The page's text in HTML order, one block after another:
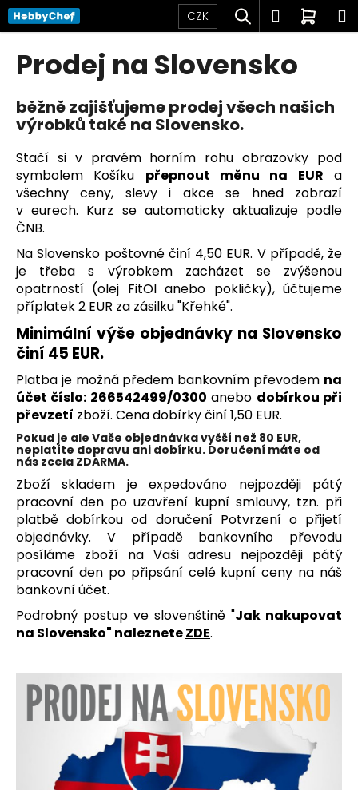
Přejít
na
obsah
CZK Hledat
Prodej na Slovensko
běžně zajišťujeme prodej všech našich
výrobků také na Slovensko.
Stačí si v pravém horním rohu obrazovky pod
symbolem Košíku přepnout měnu na EUR a
všechny ceny, slevy i akce se hned zobrazí
v eurech. Kurz se automaticky aktualizuje podle
ČNB.
Na Slovensko poštovné činí 4,50 EUR. V případě, že
je třeba s výrobkem zacházet se zvýšenou
opatrností (olej FitOl anebo pokličky), účtujeme
příplatek 2 EUR za zásilku "Křehké".
Minimální výše objednávky na Slovensko
činí 45 EUR.
Platba je možná předem bankovním převodem na
účet číslo: 266542499/0300 anebo dobírkou při
převzetí zboží. Cena dobírky činí 1,50 EUR.
Pokud je ale Vaše objednávka vyšší než 80 EUR,
neplatíte dopravu ani dobírku. Doručení máte od
nás zcela ZDARMA.
Zboží skladem je expedováno nejpozději pátý
pracovní den po uzavření kupní smlouvy, tzn. při
platbě dobírkou od doručení Potvrzení o přijetí
objednávky. V případě bankovního převodu
posíláme zboží na Vaši adresu nejpozději pátý
pracovní den po připsání celé kupní ceny na náš
bankovní účet.
Podrobný postup ve slovenštině "Jak nakupovat
na Slovensko" nalezneteZDE.
K
o
o
p
o
t
ř
e
b
u
j
e
t
e
n
a
j
í
t
?
HLEDAT
D
o